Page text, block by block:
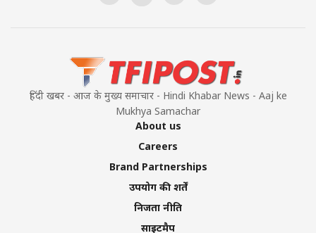
हिंदी खबर - आज के मुख्य समाचार - Hindi Khabar News - Aaj ke
Mukhya Samachar
About us
Careers
Brand Partnerships
उपयोग की शर्तें
निजता नीति
साइटमैप